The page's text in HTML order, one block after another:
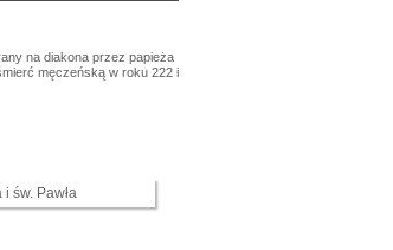
na diakona przez papieża
męczeńską w roku 222 i